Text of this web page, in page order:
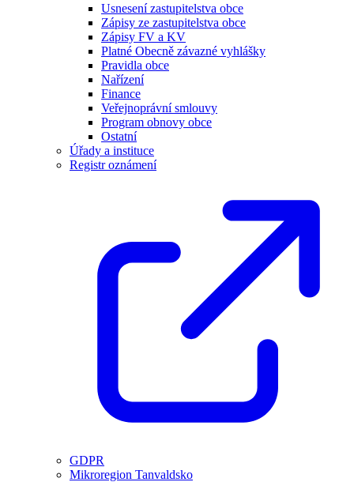
Usnesení zastupitelstva obce
Zápisy ze zastupitelstva obce
Zápisy FV a KV
Platné Obecně závazné vyhlášky
Pravidla obce
Nařízení
Finance
Veřejnoprávní smlouvy
Program obnovy obce
Ostatní
Úřady a instituce
Registr oznámení
GDPR
Mikroregion Tanvaldsko